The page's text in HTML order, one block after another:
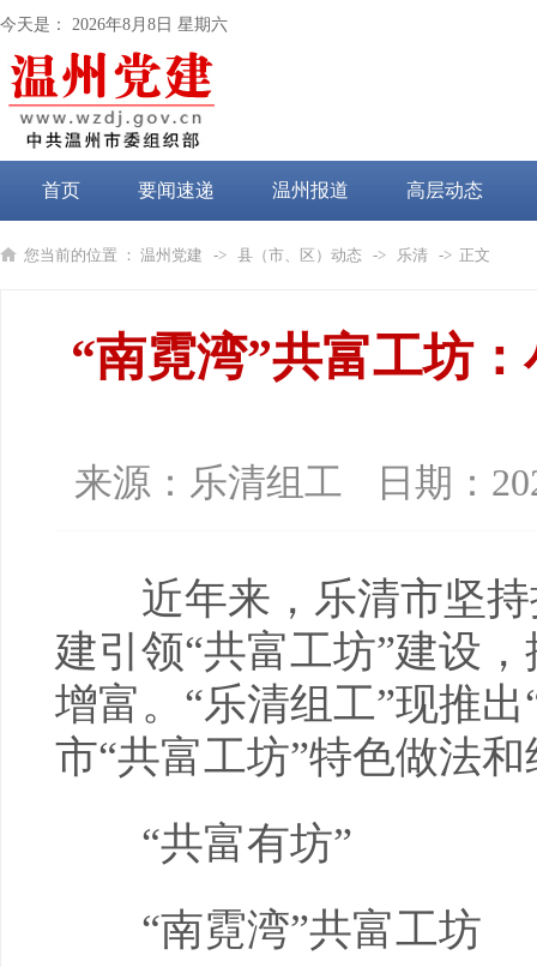
今天是： 2026年8月8日 星期六
首页 要闻速递 温州报道 高层动态
党纪学习教育
您当前的位置 ： 温州党建 -> 县（市、区）动态 -> 乐清 -> 正文
“南霓湾”共富工坊
来源： 乐清组工 日期：
近年来，乐清市坚持
建引领“共富工坊”建设
增富。“乐清组工”现推
市“共富工坊”特色做法
“共富有坊”
“南霓湾”共富工坊